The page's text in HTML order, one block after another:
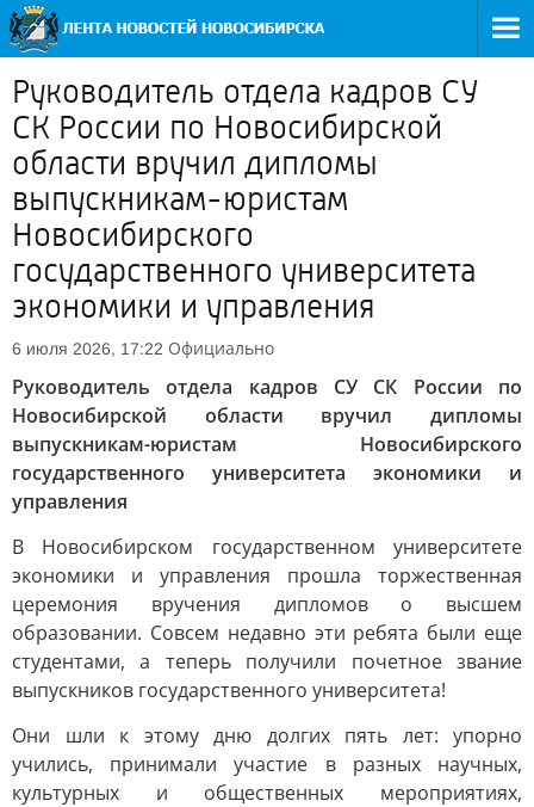
Руководитель отдела кадров СУ
СК России по Новосибирской
области вручил дипломы
выпускникам-юристам
Новосибирского
государственного университета
экономики и управления
6 июля 2026, 17:22 Официально
Руководитель отдела кадров СУ СК России по
Новосибирской области вручил дипломы
выпускникам-юристам Новосибирского
государственного университета экономики и
управления
В Новосибирском государственном университете
экономики и управления прошла торжественная
церемония вручения дипломов о высшем
образовании. Совсем недавно эти ребята были еще
студентами, а теперь получили почетное звание
выпускников государственного университета!
Они шли к этому дню долгих пять лет: упорно
учились, принимали участие в разных научных,
культурных и общественных мероприятиях,